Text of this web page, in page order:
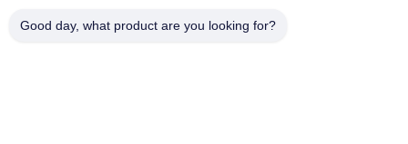
Good day, what product are you looking for?